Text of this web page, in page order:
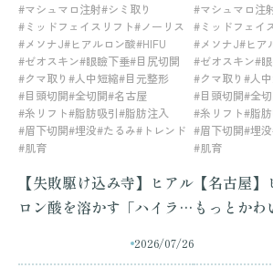
#マシュマロ注射#シミ取り
#ミッドフェイスリフト#ノーリス
#メソナJ#ヒアルロン酸#HIFU
#ゼオスキン#眼瞼下垂#目尻切開
#クマ取り #人中短縮#目元整形
#目頭切開#全切開#名古屋
#糸リフト#脂肪吸引#脂肪注入
#眉下切開#埋没#たるみ#トレンド
#肌育
【失敗駆け込み寺】ヒアル
ロン酸を溶かす「ハイラッ
う？効果・腫れ・リアルな
2026/07/26
#マシュマロ注
#ミッドフェイ
#メソナJ#ヒア
#ゼオスキン#
#クマ取り #人
#目頭切開#全
#糸リフト#脂
#眉下切開#埋没
#肌育
【名古屋
もっとかわ